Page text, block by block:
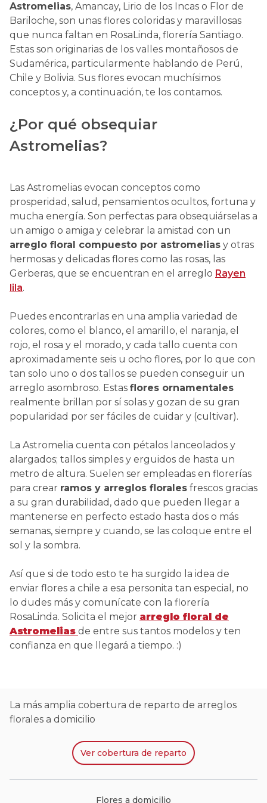
Astromelias, Amancay, Lirio de los Incas o Flor de
Bariloche, son unas flores coloridas y maravillosas
que nunca faltan en RosaLinda, florería Santiago.
Estas son originarias de los valles montañosos de
Sudamérica, particularmente hablando de Perú,
Chile y Bolivia. Sus flores evocan muchísimos
conceptos y, a continuación, te los contamos.
¿Por qué obsequiar
Astromelias?
Las Astromelias evocan conceptos como
prosperidad, salud, pensamientos ocultos, fortuna y
mucha energía. Son perfectas para obsequiárselas a
un amigo o amiga y celebrar la amistad con un
arreglo floral compuesto por astromelias y otras
hermosas y delicadas flores como las rosas, las
Gerberas, que se encuentran en el arreglo Rayen
lila.
Puedes encontrarlas en una amplia variedad de
colores, como el blanco, el amarillo, el naranja, el
rojo, el rosa y el morado, y cada tallo cuenta con
aproximadamente seis u ocho flores, por lo que con
tan solo uno o dos tallos se pueden conseguir un
arreglo asombroso. Estas flores ornamentales
realmente brillan por sí solas y gozan de su gran
popularidad por ser fáciles de cuidar y (cultivar).
La Astromelia cuenta con pétalos lanceolados y
alargados; tallos simples y erguidos de hasta un
metro de altura. Suelen ser empleadas en florerías
para crear ramos y arreglos florales frescos gracias
a su gran durabilidad, dado que pueden llegar a
mantenerse en perfecto estado hasta dos o más
semanas, siempre y cuando, se las coloque entre el
sol y la sombra.
Así que si de todo esto te ha surgido la idea de
enviar flores a chile a esa personita tan especial, no
lo dudes más y comunícate con la florería
RosaLinda. Solicita el mejor arreglo floral de
Astromelias de entre sus tantos modelos y ten
confianza en que llegará a tiempo. :)
La más amplia cobertura de reparto de arreglos
florales a domicilio
Ver cobertura de reparto
Flores a domicilio